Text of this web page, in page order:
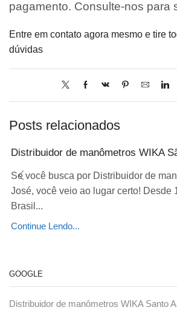
pagamento. Consulte-nos para
Entre em contato agora mesmo e tire
dúvidas
Posts relacionados
Distribuidor de manômetros WIKA
Se você busca por Distribuidor de
José, você veio ao lugar certo! Desde
Brasil...
Continue Lendo...
GOOGLE
Distribuidor de manômetros WIKA Santo